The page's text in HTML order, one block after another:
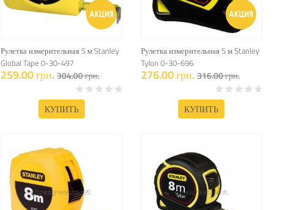
Рулетка измерительная 5 м Stanley
Global Tape 0-30-497
259.00 грн.304.00 грн.
КУПИТЬ
Рулетка измерительная 5 м Stanley
Tylon 0-30-696
276.00 грн.316.00 грн.
КУПИТЬ